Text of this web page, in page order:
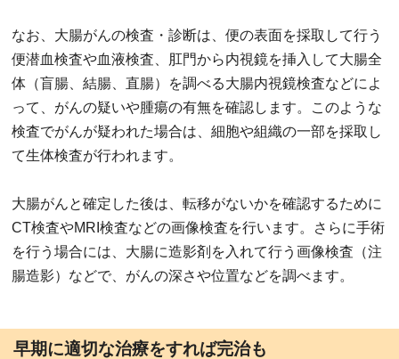
なお、大腸がんの検査・診断は、便の表面を採取して行う
便潜血検査や血液検査、肛門から内視鏡を挿入して大腸全
体（盲腸、結腸、直腸）を調べる大腸内視鏡検査などによ
って、がんの疑いや腫瘍の有無を確認します。このような
検査でがんが疑われた場合は、細胞や組織の一部を採取し
て生体検査が行われます。
大腸がんと確定した後は、転移がないかを確認するために
CT検査やMRI検査などの画像検査を行います。さらに手術
を行う場合には、大腸に造影剤を入れて行う画像検査（注
腸造影）などで、がんの深さや位置などを調べます。
早期に適切な治療をすれば完治も